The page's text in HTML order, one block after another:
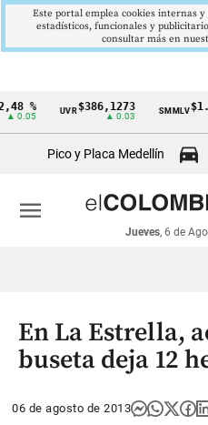
Cintillo
económicos
Colombia
%
0.05
UVR$386,1273
▲ 0.03
SMMLV
Pico y Placa Medellín
Jueves, 6 de
menu
En La Estrella,
buseta deja 12
06 de agosto de 2013
Este portal emplea cookies internas
estadísticos, funcionales y
consultar más en